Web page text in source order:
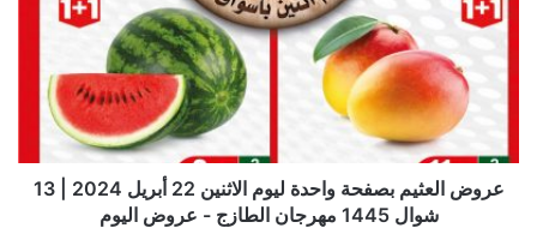
عروض العثيم بصفحة واحدة ليوم الاثنين 22 أبريل 2024 | 13
شوال 1445 مهرجان الطازج - عروض اليوم